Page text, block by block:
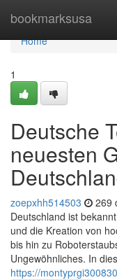
bookmarksusa
Home
Home
1
Deutsche
neuesten
zoepxhh514503 269
Deutschland ist
und die Kreation von
bis hin zu
Ungewöhnliches. In
https://